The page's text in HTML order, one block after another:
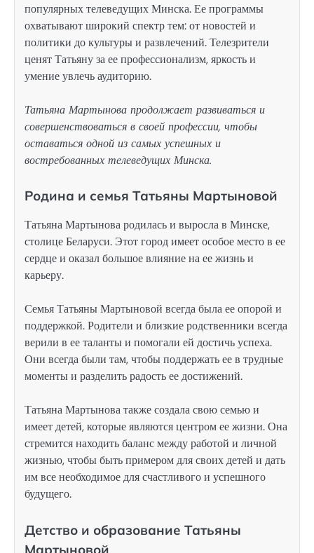
популярных телеведущих Минска. Ее программы
охватывают широкий спектр тем: от новостей и
политики до культуры и развлечений. Телезрители
ценят Татьяну за ее профессионализм, яркость и
умение увлечь аудиторию.
Татьяна Мартынова продолжает развиваться и
совершенствоваться в своей профессии, чтобы
оставаться одной из самых успешных и
востребованных телеведущих Минска.
Родина и семья Татьяны Мартыновой
Татьяна Мартынова родилась и выросла в Минске,
столице Беларуси. Этот город имеет особое место в ее
сердце и оказал большое влияние на ее жизнь и
карьеру.
Семья Татьяны Мартыновой всегда была ее опорой и
поддержкой. Родители и близкие родственники всегда
верили в ее таланты и помогали ей достичь успеха.
Они всегда были там, чтобы поддержать ее в трудные
моменты и разделить радость ее достижений.
Татьяна Мартынова также создала свою семью и
имеет детей, которые являются центром ее жизни. Она
стремится находить баланс между работой и личной
жизнью, чтобы быть примером для своих детей и дать
им все необходимое для счастливого и успешного
будущего.
Детство и образование Татьяны
Мартыновой